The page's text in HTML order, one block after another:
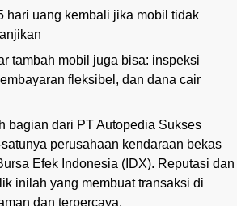
hari uang kembali jika mobil tidak
tambah mobil juga bisa: inspeksi
fleksibel, dan dana cair
bagian dari PT Autopedia Sukses
perusahaan kendaraan bekas
Efek Indonesia (IDX). Reputasi dan
inilah yang membuat transaksi di
dan terpercaya.